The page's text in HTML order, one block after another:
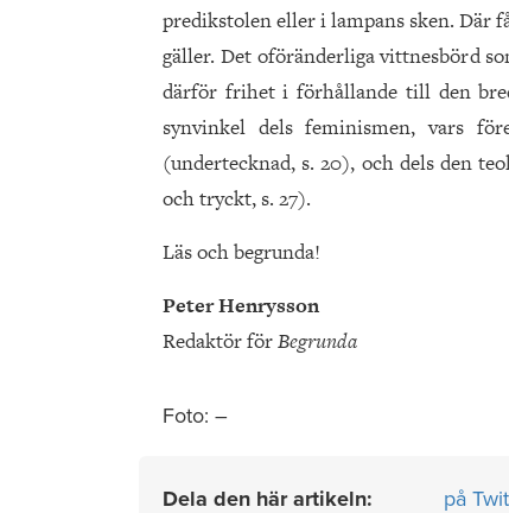
predikstolen eller i lampans sken. Där
gäller. Det oföränderliga vittnesbörd
därför frihet i förhållande till den
synvinkel dels feminismen, vars
(undertecknad, s. 20), och dels den
och tryckt, s. 27).
Läs och begrunda!
Peter Henrysson
Redaktör förBegrunda
Foto: –
Dela den här artikeln: på